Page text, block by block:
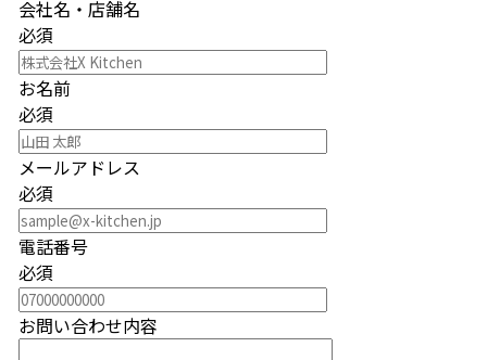
会社名・店舗名
必須
お名前
必須
メールアドレス
必須
電話番号
必須
お問い合わせ内容